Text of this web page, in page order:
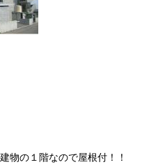
物の１階なので屋根付！！